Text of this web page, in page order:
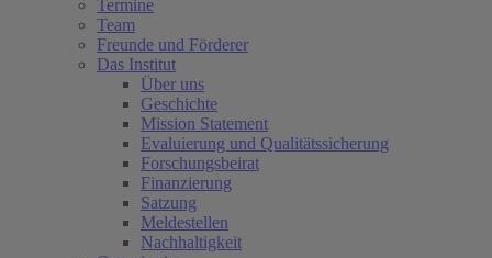
Termine
Team
Freunde und Förderer
Das Institut
Über uns
Geschichte
Mission Statement
Evaluierung und Qualitätssicherung
Forschungsbeirat
Finanzierung
Satzung
Meldestellen
Nachhaltigkeit